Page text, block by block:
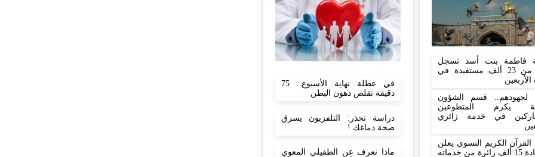
فاطمة بنت أسد تسجل
أكثر من 23 ألف مستفيدة في
الأربعين
لجهودهم.. قسم الشؤون
يكرم المتطوعين
في خدمة زائري
القرآن الكريم النسوي يعلن
استفادة 15 ألف زائرة من خدماته
في عطلة نهاية الأسبوع.. 75
دقيقة تقلص دهون البطن
دراسة تحذر: التلفزيون يسرق
صحة دماغك !
ماذا نعرف عن الطفيلي المعوي